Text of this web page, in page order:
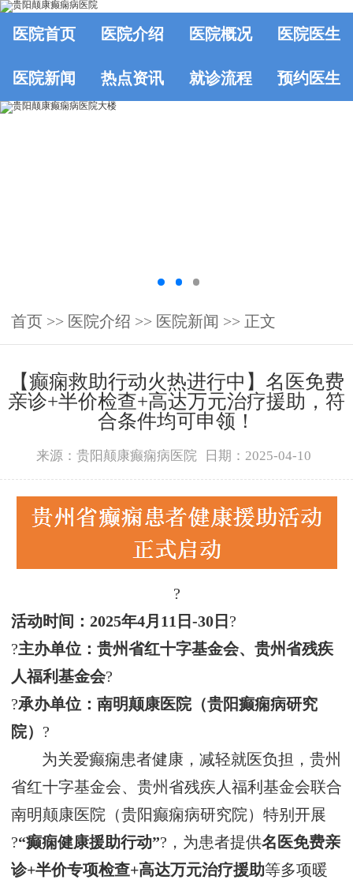
医院首页 医院介绍 医院概况 医院医生
医院新闻 热点资讯 就诊流程 预约医生
首页 >> 医院介绍 >> 医院新闻 >> 正文
【癫痫救助行动火热进行中】名医免费
亲诊+半价检查+高达万元治疗援助，符
合条件均可申领！
来源：贵阳颠康癫痫病医院 日期：2025-04-10
?
活动时间： 2025年4月11日-30日 ?
?主办单位：贵州省红十字基金会、贵州省残疾
人福利基金会?
?承办单位：南明颠康医院（贵阳癫痫病研究
院） ?
为关爱癫痫患者健康，减轻就医负担，贵州
省红十字基金会、贵州省残疾人福利基金会联合
南明颠康医院（贵阳癫痫病研究院）特别开展
?“癫痫健康援助行动”?，为患者提供名医免费亲
诊+半价专项检查+高达万元治疗援助等多项暖